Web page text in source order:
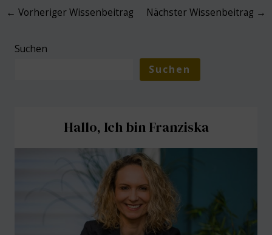
Post
← Vorheriger Wissenbeitrag Nächster Wissenbeitrag →
Suchen
Suchen
Hallo, Ich bin Franziska